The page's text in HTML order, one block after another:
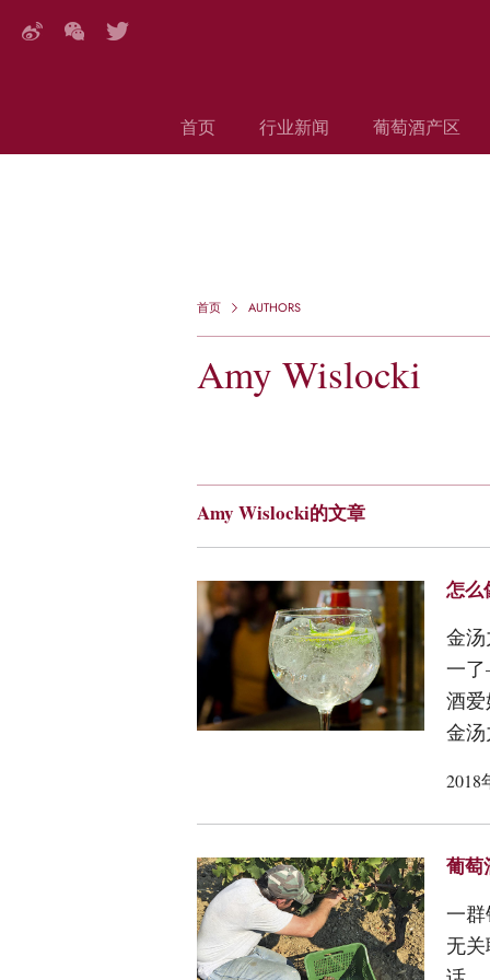
首页 行业新闻 葡萄酒产区
首页 AUTHORS
Amy Wislocki
Amy Wislocki的文章
怎么
金汤
一
酒
金
2018
葡萄
一
无